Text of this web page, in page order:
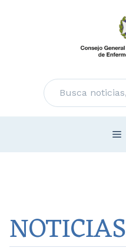
Buscar
NOTICIAS